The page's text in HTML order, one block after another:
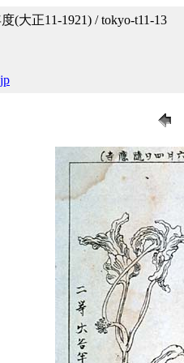
(大正11-1921) / tokyo-t11-13